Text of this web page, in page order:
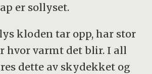
er sollyset.
kloden tar opp, har stor
hvor varmt det blir. I all
dette av skydekket og